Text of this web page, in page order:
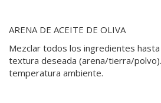
ARENA DE ACEITE DE OLIVA
Mezclar todos los ingredientes
textura deseada (arena/tierra/
temperatura ambiente.